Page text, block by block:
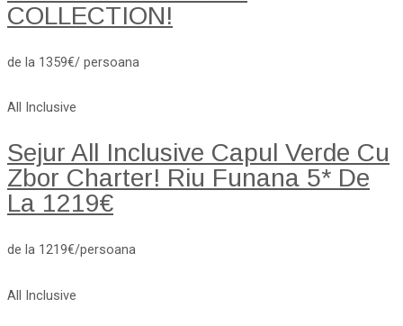
COLLECTION!
de la 1359€/ persoana
All Inclusive
Sejur All Inclusive Capul Verde Cu
Zbor Charter! Riu Funana 5* De
La 1219€
de la 1219€/persoana
All Inclusive